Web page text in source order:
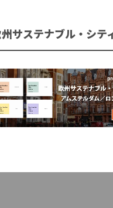
州サステナブル・シテ